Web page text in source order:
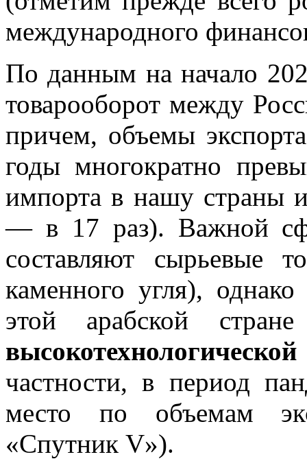
международного
По данным на начало
товарооборот между
причем, объемы
годы многократно
импорта в нашу страны
— в 17 раз). Важной
составляют сырьевые
каменного угля),
этой арабской
частности, в период
место по объемам
«Спутник V»).